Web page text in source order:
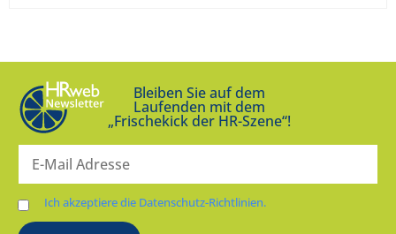
Bleiben Sie auf dem
Laufenden mit dem
„Frischekick der HR-Szene“!
Ich akzeptiere die Datenschutz-Richtlinien.